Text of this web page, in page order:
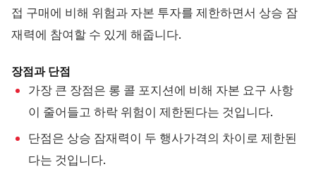
접 구매에 비해 위험과 자본 투자를 제한하면서 상승 잠
재력에 참여할 수 있게 해줍니다.
장점과 단점
가장 큰 장점은 롱 콜 포지션에 비해 자본 요구 사항
이 줄어들고 하락 위험이 제한된다는 것입니다.
단점은 상승 잠재력이 두 행사가격의 차이로 제한된
다는 것입니다.